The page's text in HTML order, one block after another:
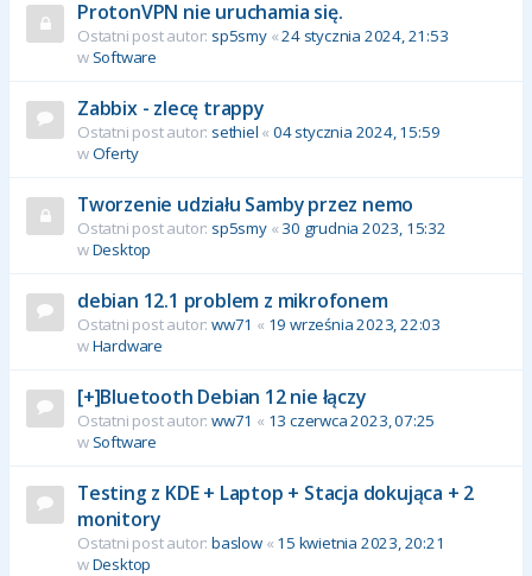
ProtonVPN nie uruchamia się.
Ostatni post autor: sp5smy«24 stycznia 2024, 21:53
w Software
Zabbix - zlecę trappy
Ostatni post autor: sethiel «04 stycznia 2024, 15:59
wOferty
Tworzenie udziału Samby przez nemo
Ostatni post autor: sp5smy« 30 grudnia 2023, 15:32
wDesktop
debian 12.1 problem z mikrofonem
Ostatni post autor: ww71 « 19 września 2023, 22:03
wHardware
[+]Bluetooth Debian 12 nie łączy
Ostatni post autor: ww71 « 13 czerwca 2023, 07:25
w Software
Testing z KDE + Laptop + Stacja dokująca + 2
monitory
Ostatni post autor: baslow« 15 kwietnia 2023, 20:21
wDesktop